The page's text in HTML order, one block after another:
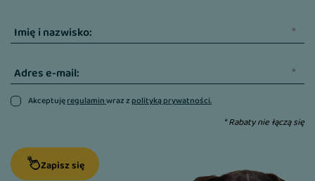
Imię i nazwisko:
Adres e-mail:
Akceptujęregulaminwraz zpolityką prywatności.
* Rabaty nie łączą się
Zapisz się